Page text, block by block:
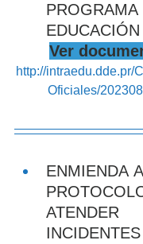
Ver
http://intraedu.dde.pr/
Oficiales/
ENMIENDA